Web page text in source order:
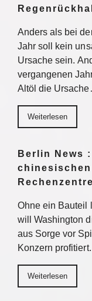
Anders als bei
Jahr soll kein
Ursache sein.
vergangenen
Altöl die
Weiterlesen
Berlin News
Ohne ein Bauteil
will Washington
aus Sorge vor
Konzern
Weiterlesen